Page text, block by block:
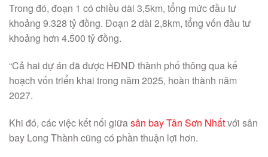
Trong đó, đoạn 1 có chiều dài 3,5km, tổng mức đầu tư
khoảng 9.328 tỷ đồng. Đoạn 2 dài 2,8km, tổng vốn đầu tư
khoảng hơn 4.500 tỷ đồng.
“Cả hai dự án đã được HĐND thành phố thông qua kế
hoạch vốn triển khai trong năm 2025, hoàn thành năm
2027.
Khi đó, các việc kết nối giữa sân bay Tân Sơn Nhấtvới sân
bay Long Thành cũng có phần thuận lợi hơn.